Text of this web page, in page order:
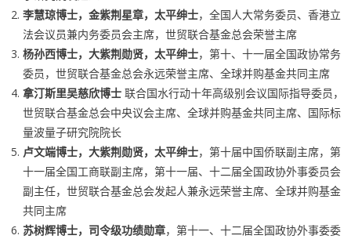
李慧琼博士，金紫荆星章，太平绅士，全国人大常务委员、香港立
法会议员兼内务委员会主席，世贸联合基金总会荣誉主席
杨孙西博士，大紫荆勋贤，太平绅士，第十、十一届全国政协常务
委员，世贸联合基金总会永远荣誉主席、全球并购基金共同主席
拿汀斯里吴慈欣博士联合国水行动十年高级别会议国际指导委员，
世贸联合基金总会中央议会主席、全球并购基金共同主席、国际标
量波量子研究院院长
卢文端博士，大紫荆勋贤，太平绅士，第十届中国侨联副主席，第
十一届全国工商联副主席，第十一届、十二届全国政协外事委员会
副主任，世贸联合基金总会发起人兼永远荣誉主席、全球并购基金
共同主席
苏树辉博士，司令级功绩勋章，第十一、十二届全国政协外事委委